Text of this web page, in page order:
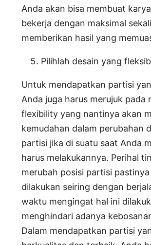
Anda akan bisa membuat
bekerja dengan maksimal
memberikan hasil yang
Pilihlah desain yang
Untuk mendapatkan partisi
Anda juga harus merujuk pada
flexibility yang nantinya akan
kemudahan dalam perubahan
partisi jika di suatu saat Anda
harus melakukannya. Perihal
merubah posisi partisi pastinya
dilakukan seiring dengan
waktu mengingat hal ini
menghindari adanya
Dalam mendapatkan partisi